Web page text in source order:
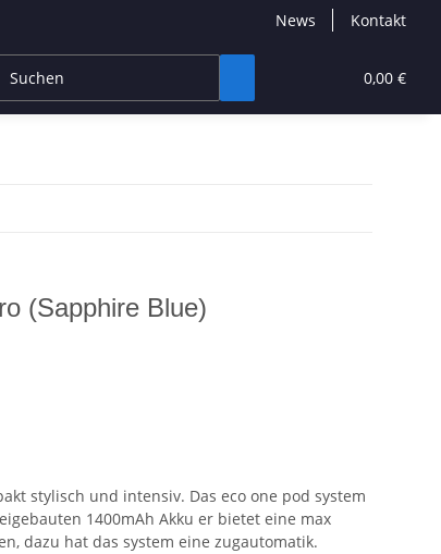
News Kontakt
0,00 €
CBD Products High End
(Sapphire Blue)
stylisch und intensiv. Das eco one pod system
1400mAh Akku er bietet eine max
dazu hat das system eine zugautomatik.